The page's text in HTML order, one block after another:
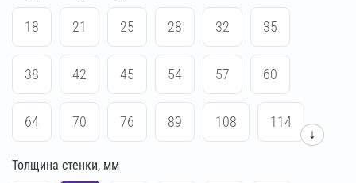
18 21 25 28 32 35
38 42 45 54 57 60
64 70 76 89 108 114
133 48
↓
Толщина стенки, мм